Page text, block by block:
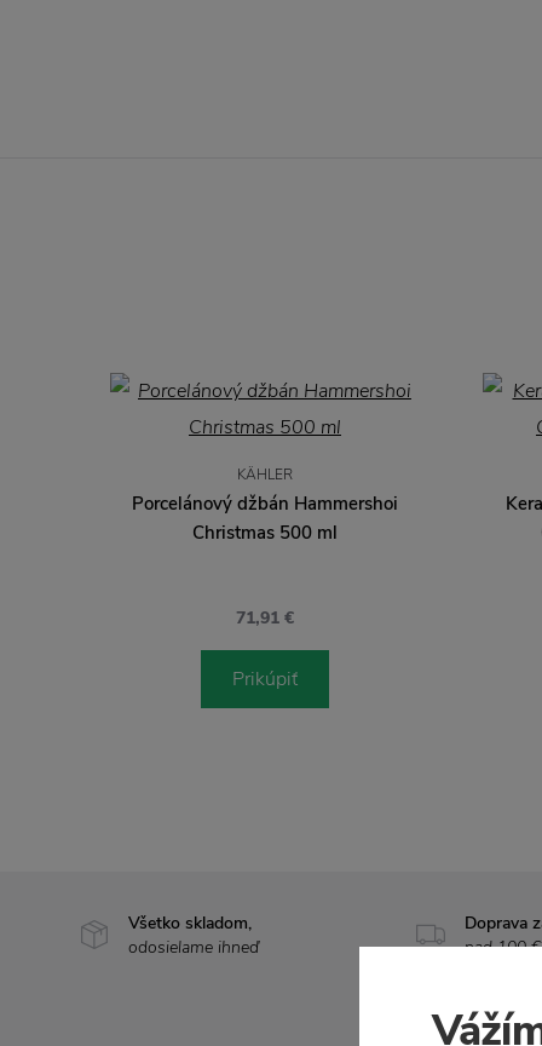
Všetko skladom,
odosielame ihneď
Doprava
nad 100 €
KÄHLER
Porcelánový džbán Hammershoi
Christmas 500 ml
71,91 €
Prikúpiť